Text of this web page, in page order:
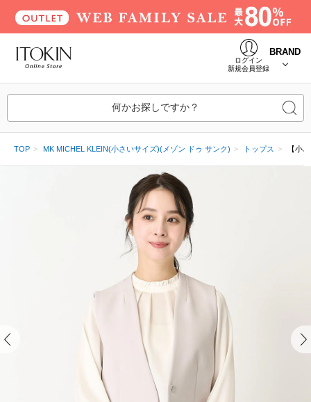
ログイン
新規会員登録
BRAND
何かお探しですか？
TOP MK MICHEL KLEIN(小さいサイズ)(メゾン ドゥ サンク) トップス 【小